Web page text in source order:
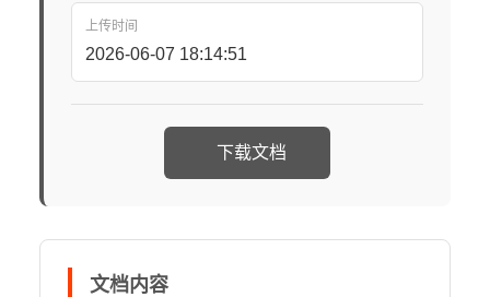
上传时间
2026-06-07 18:14:51
下载文档
文档内容